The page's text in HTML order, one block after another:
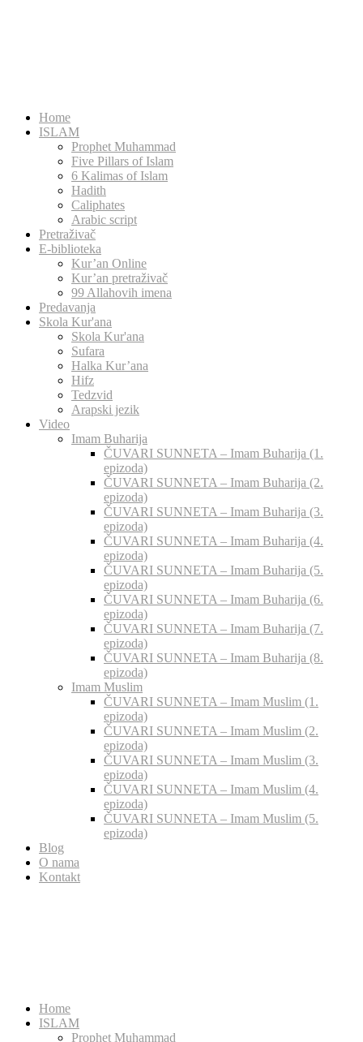
Home
ISLAM
Prophet Muhammad
Five Pillars of Islam
6 Kalimas of Islam
Hadith
Caliphates
Arabic script
Pretraživač
E-biblioteka
Kur’an Online
Kur’an pretraživač
99 Allahovih imena
Predavanja
Skola Kur'ana
Skola Kur'ana
Sufara
Halka Kur’ana
Hifz
Tedzvid
Arapski jezik
Video
Imam Buharija
ČUVARI SUNNETA – Imam Buharija (1.
epizoda)
ČUVARI SUNNETA – Imam Buharija (2.
epizoda)
ČUVARI SUNNETA – Imam Buharija (3.
epizoda)
ČUVARI SUNNETA – Imam Buharija (4.
epizoda)
ČUVARI SUNNETA – Imam Buharija (5.
epizoda)
ČUVARI SUNNETA – Imam Buharija (6.
epizoda)
ČUVARI SUNNETA – Imam Buharija (7.
epizoda)
ČUVARI SUNNETA – Imam Buharija (8.
epizoda)
Imam Muslim
ČUVARI SUNNETA – Imam Muslim (1.
epizoda)
ČUVARI SUNNETA – Imam Muslim (2.
epizoda)
ČUVARI SUNNETA – Imam Muslim (3.
epizoda)
ČUVARI SUNNETA – Imam Muslim (4.
epizoda)
ČUVARI SUNNETA – Imam Muslim (5.
epizoda)
Blog
O nama
Kontakt
Home
ISLAM
Prophet Muhammad